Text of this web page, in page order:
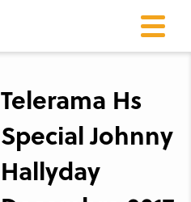
Telerama Hs
Special Johnny
Hallyday